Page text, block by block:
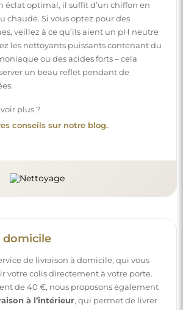
de livraison à domicile, qui vous
votre colis directement à votre porte.
de 40 €, nous proposons également
à l’intérieur
, qui permet de livrer
dans votre maison (pour des
80×120 cm ou un diamètre de
aide, comme l’ouverture de la porte.
pas et ne payez pas ce service lors de
et l’utilisation de notre miroir